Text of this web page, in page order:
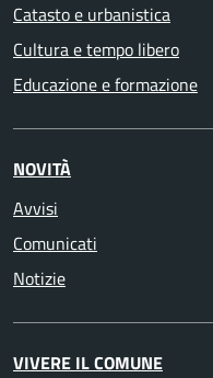
Catasto e urbanistica
Cultura e tempo libero
Educazione e formazione
NOVITÀ
Avvisi
Comunicati
Notizie
VIVERE IL COMUNE